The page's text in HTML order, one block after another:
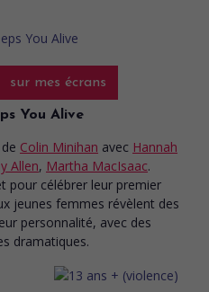
sur mes écrans
You Alive
de Colin Minihan avec Hannah
Allen, Martha MacIsaac.
pour célébrer leur premier
jeunes femmes révèlent des
personnalité, avec des
dramatiques.